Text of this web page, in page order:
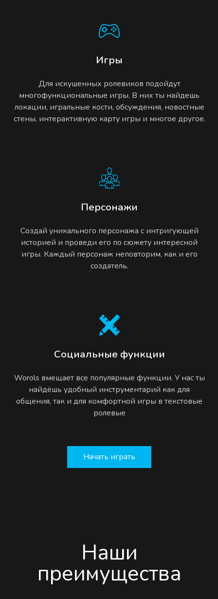
Игры
Для искушенных ролевиков подойдут
многофункциональные игры. В них ты найдешь
локации, игральные кости, обсуждения, новостные
стены, интерактивную карту игры и многое другое.
Персонажи
Создай уникального персонажа с интригующей
историей и проведи его по сюжету интересной
игры. Каждый персонаж неповторим, как и его
создатель.
Социальные функции
Worols вмещает все популярные функции. У нас ты
найдёшь удобный инструментарий как для
общения, так и для комфортной игры в текстовые
ролевые
Начать играть
Наши
преимущества